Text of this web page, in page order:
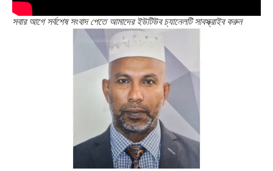
সবার আগে সর্বশেষ সংবাদ পেতে আমাদের ইউটিউব চ্যানেলটি সাবস্ক্রাইব করুন